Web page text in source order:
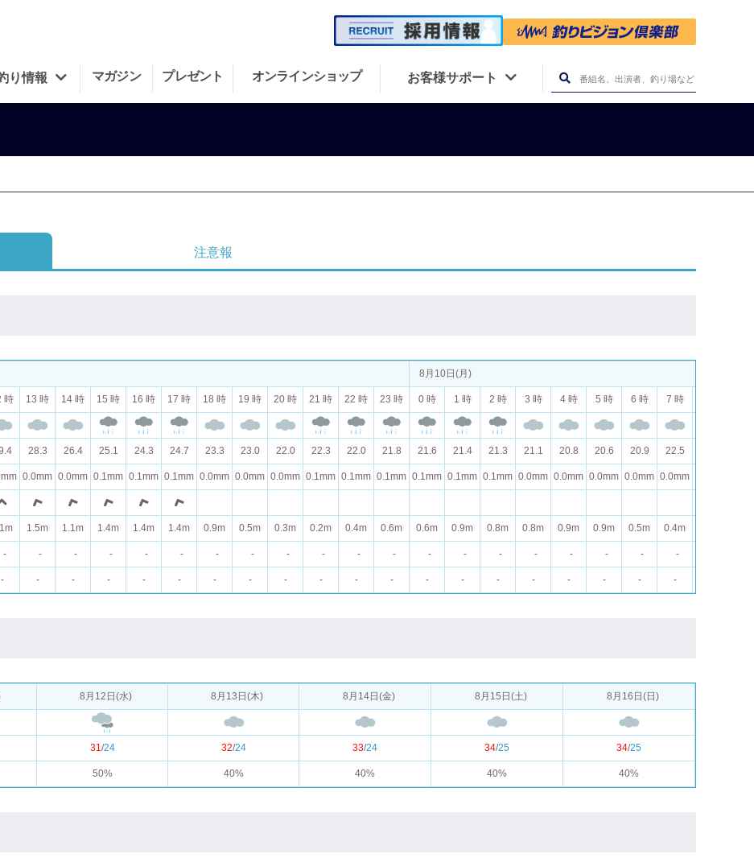
り情報 マガジン プレゼント オンラインショップ お客様サポート
注意報
8月10日(月)
時 13 時 14 時 15 時 16 時 17 時 18 時 19 時 20 時 21 時 22 時 23 時 0 時 1 時 2 時 3 時 4 時 5 時 6 時 7 時
28.3 26.4 25.1 24.3 24.7 23.3 23.0 22.0 22.3 22.0 21.8 21.6 21.4 21.3 21.1 20.8 20.6 20.9 22.5
0.0mm 0.0mm 0.1mm 0.1mm 0.1mm 0.0mm 0.0mm 0.0mm 0.1mm 0.1mm 0.1mm 0.1mm 0.1mm 0.1mm 0.0mm 0.0mm 0.0mm 0.0mm 0.0mm
1.5m 1.1m 1.4m 1.4m 1.4m 0.9m 0.5m 0.3m 0.2m 0.4m 0.6m 0.6m 0.9m 0.8m 0.8m 0.9m 0.9m 0.5m 0.4m
- - - - - - - - - - - - - - - - - - - -
- - - - - - - - - - - - - - - - - - - -
8月12日(水) 8月13日(木) 8月14日(金) 8月15日(土) 8月16日(日)
31/24 32/24 33/24 34/25 34/25
50% 40% 40% 40% 40%